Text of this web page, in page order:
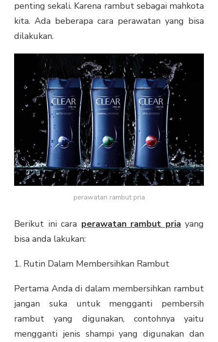
penting sekali. Karena rambut sebagai mahkota
kita. Ada beberapa cara perawatan yang bisa
dilakukan.
perawatan rambut pria
Berikut ini cara perawatan rambut pria yang
bisa anda lakukan:
1. Rutin Dalam Membersihkan Rambut
Pertama Anda di dalam membersihkan rambut
jangan suka untuk mengganti pembersih
rambut yang digunakan, contohnya yaitu
mengganti jenis shampi yang digunakan dan